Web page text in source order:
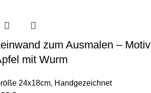
zum Ausmalen – Motiv
mit Wurm
24x18cm, Handgezeichnet